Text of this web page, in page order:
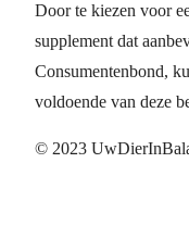
Door te kiezen voor
supplement dat
Consumentenbond,
voldoende van deze
© 2023